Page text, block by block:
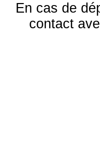
En cas de
contact